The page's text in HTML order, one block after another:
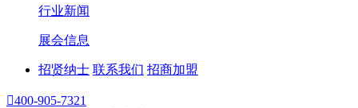
行业新闻
展会信息
招贤纳士 联系我们 招商加盟
400-905-7321